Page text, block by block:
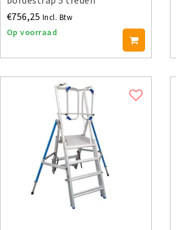
€756,25 Incl. Btw
Op voorraad